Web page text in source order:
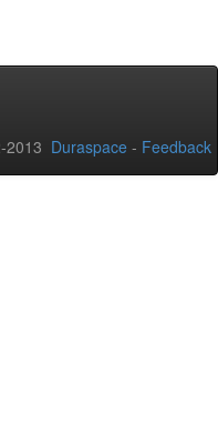
2013 Duraspace - Feedback